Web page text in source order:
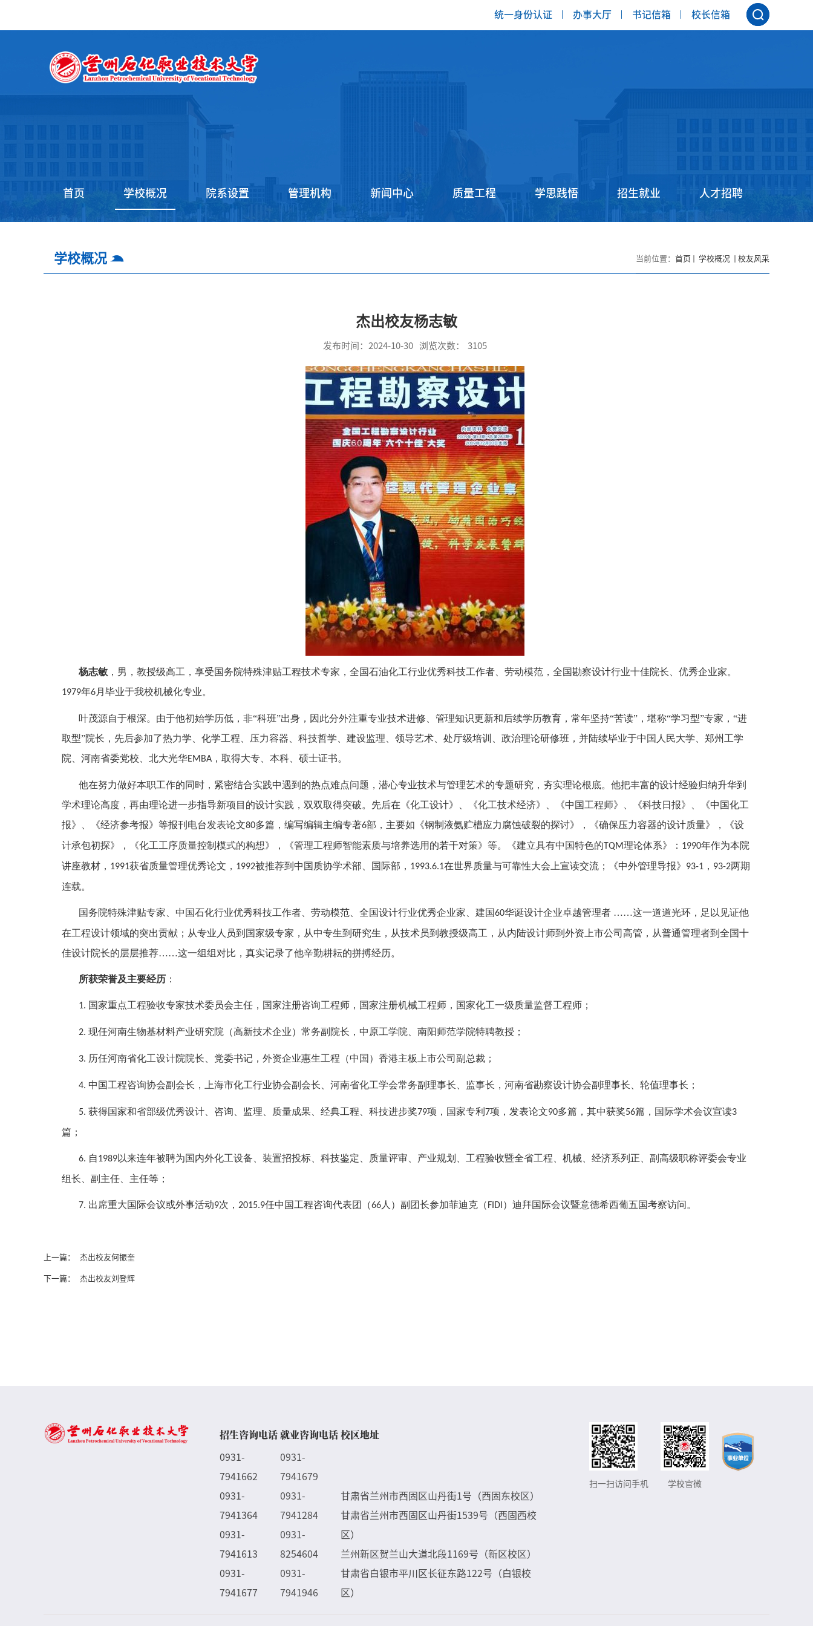
统一身份认证 办事大厅 书记信箱 校长信箱
首页 学校概况 院系设置 管理机构 新闻中心 质量工程 学思践悟 招生就业 人才招聘
学校概况 当前位置： 首页 学校概况 校友风采
杰出校友杨志敏
发布时间：2024-10-30 浏览次数： 3105
杨志敏 ，男，教授级高工，享受国务院特殊津贴工程技术专家，全国石油化工行业优秀科技工作者、劳动模范，全国勘察设计行业十佳院长、优秀企业家。
1979年6月毕业于我校机械化专业。
叶茂源自于根深。由于他初始学历低，非“科班”出身，因此分外注重专业技术进修、管理知识更新和后续学历教育，常年坚持“苦读”，堪称“学习型”专家，“进
取型”院长，先后参加了热力学、化学工程、压力容器、科技哲学、建设监理、领导艺术、处厅级培训、政治理论研修班，并陆续毕业于中国人民大学、郑州工学
院、河南省委党校、北大光华EMBA ，取得大专、本科、硕士证书。
他在努力做好本职工作的同时，紧密结合实践中遇到的热点难点问题，潜心专业技术与管理艺术的专题研究，夯实理论根底。他把丰富的设计经验归纳升华到
学术理论高度，再由理论进一步指导新项目的设计实践，双双取得突破。先后在《化工设计》、《化工技术经济》、《中国工程师》、《科技日报》、《中国化工
报》、《经济参考报》等报刊电台发表论文80多篇，编写编辑主编专著6部，主要如《钢制液氨贮槽应力腐蚀破裂的探讨》，《确保压力容器的设计质量》，《设
计承包初探》，《化工工序质量控制模式的构想》，《管理工程师智能素质与培养选用的若干对策》等。《建立具有中国特色的 TQM理论体系》： 1990年作为本院
讲座教材， 1991获省质量管理优秀论文， 1992被推荐到中国质协学术部、国际部， 1993.6.1在世界质量与可靠性大会上宣读交流；《中外管理导报》 93-1 ， 93-2两期
连载。
国务院特殊津贴专家、中国石化行业优秀科技工作者、劳动模范、全国设计行业优秀企业家、建国60华诞设计企业卓越管理者 ……这一道道光环，足以见证他
在工程设计领域的突出贡献；从专业人员到国家级专家，从中专生到研究生，从技术员到教授级高工，从内陆设计师到外资上市公司高管，从普通管理者到全国十
佳设计院长的层层推荐……这一组组对比，真实记录了他辛勤耕耘的拼搏经历。
所获荣誉及主要经历 ：
1. 国家重点工程验收专家技术委员会主任，国家注册咨询工程师，国家注册机械工程师，国家化工一级质量监督工程师；
2. 现任河南生物基材料产业研究院（高新技术企业）常务副院长，中原工学院、南阳师范学院特聘教授；
3. 历任河南省化工设计院院长、党委书记，外资企业惠生工程（中国）香港主板上市公司副总裁；
4. 中国工程咨询协会副会长，上海市化工行业协会副会长、河南省化工学会常务副理事长、监事长，河南省勘察设计协会副理事长、轮值理事长；
5. 获得国家和省部级优秀设计、咨询、监理、质量成果、经典工程、科技进步奖79项，国家专利 7项，发表论文90多篇，其中获奖56篇，国际学术会议宣读3
篇；
6. 自1989以来连年被聘为国内外化工设备、装置招投标、科技鉴定、质量评审、产业规划、工程验收暨全省工程、机械、经济系列正、副高级职称评委会专业
组长、副主任、主任等；
7. 出席重大国际会议或外事活动9次， 2015.9任中国工程咨询代表团（66 人）副团长参加菲迪克（ FIDI ）迪拜国际会议暨意德希西葡五国考察访问。
上一篇： 杰出校友何振奎
下一篇： 杰出校友刘登辉
招生咨询电话
0931-
7941662
0931-
7941364
0931-
7941613
0931-
7941677
就业咨询电话
0931-
7941679
0931-
7941284
0931-
8254604
0931-
7941946
校区地址
甘肃省兰州市西固区山丹街1号（西固东校区）
甘肃省兰州市西固区山丹街1539号（西固西校
区）
兰州新区贺兰山大道北段1169号（新区校区）
甘肃省白银市平川区长征东路122号（白银校
区）
扫一扫访问手机 学校官微